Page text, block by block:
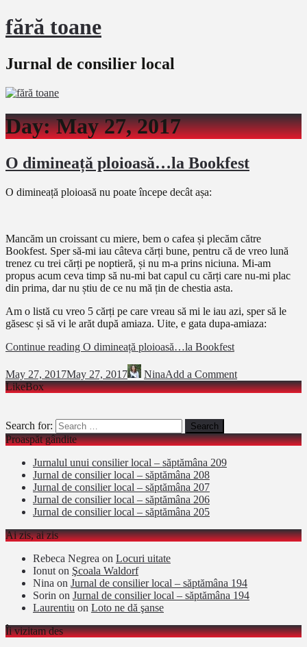
fără toane
Jurnal de consilier local
Day:May 27, 2017
O dimineață ploioasă…la Bookfest
O dimineață ploioasă nu poate începe decât așa:
Mancăm un croissant cu miere, bem o cafea și plecăm către
Bookfest. Sper să-mi iau câteva cărți bune, pentru că de vreo lună
trenez cu trei cărți pe noptieră, și nu m-a prins niciuna. Mi-am
propus acum ceva timp să nu-mi bat capul cu cărți care nu-mi plac
din prima, dar nu știu de ce nu mă țin de chestia asta.
Am o listă cu vreo 5 cărți pe care vreau să mi le iau azi, sper să le
găsesc și să vi le arăt după amiaza. Uite, e gata dupa-amiaza:
Continue reading O dimineață ploioasă…la Bookfest
May 27, 2017May 27, 2017 NinaAdd a Comment
LikeBox
Search for:
Proaspăt gândite
Jurnalul unui consilier local – săptămâna 209
Jurnal de consilier local – săptămâna 208
Jurnal de consilier local – săptămâna 207
Jurnal de consilier local – săptămâna 206
Jurnal de consilier local – săptămâna 205
Ai zis, ai zis
Rebeca Negrea on Locuri uitate
Ionut on Şcoala Waldorf
Nina on Jurnal de consilier local – săptămâna 194
Sorin on Jurnal de consilier local – săptămâna 194
Laurentiu on Loto ne dă şanse
Îi vizitam des